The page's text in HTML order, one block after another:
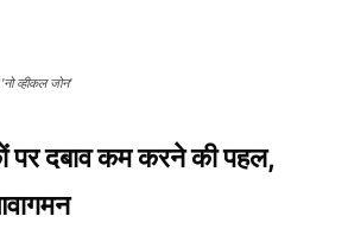
व्हीकल जोन'
दबाव कम करने की पहल,